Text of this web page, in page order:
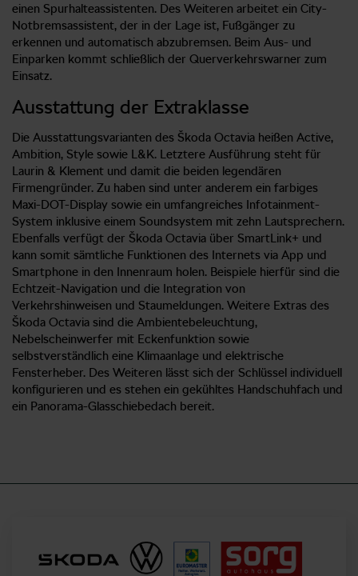
einen Spurhalteassistenten. Des Weiteren arbeitet ein City-
Notbremsassistent, der in der Lage ist, Fußgänger zu
erkennen und automatisch abzubremsen. Beim Aus- und
Einparken kommt schließlich der Querverkehrswarner zum
Einsatz.
Ausstattung der Extraklasse
Die Ausstattungsvarianten des Škoda Octavia heißen Active,
Ambition, Style sowie L&K. Letztere Ausführung steht für
Laurin & Klement und damit die beiden legendären
Firmengründer. Zu haben sind unter anderem ein farbiges
Maxi-DOT-Display sowie ein umfangreiches Infotainment-
System inklusive einem Soundsystem mit zehn Lautsprechern.
Ebenfalls verfügt der Škoda Octavia über SmartLink+ und
kann somit sämtliche Funktionen des Internets via App und
Smartphone in den Innenraum holen. Beispiele hierfür sind die
Echtzeit-Navigation und die Integration von
Verkehrshinweisen und Staumeldungen. Weitere Extras des
Škoda Octavia sind die Ambientebeleuchtung,
Nebelscheinwerfer mit Eckenfunktion sowie
selbstverständlich eine Klimaanlage und elektrische
Fensterheber. Des Weiteren lässt sich der Schlüssel individuell
konfigurieren und es stehen ein gekühltes Handschuhfach und
ein Panorama-Glasschiebedach bereit.